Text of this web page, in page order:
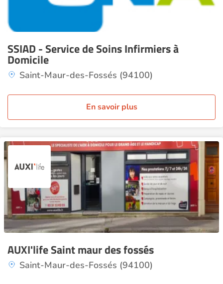
SSIAD - Service de Soins Infirmiers à
Domicile
Saint-Maur-des-Fossés (94100)
En savoir plus
AUXI'life Saint maur des fossés
Saint-Maur-des-Fossés (94100)